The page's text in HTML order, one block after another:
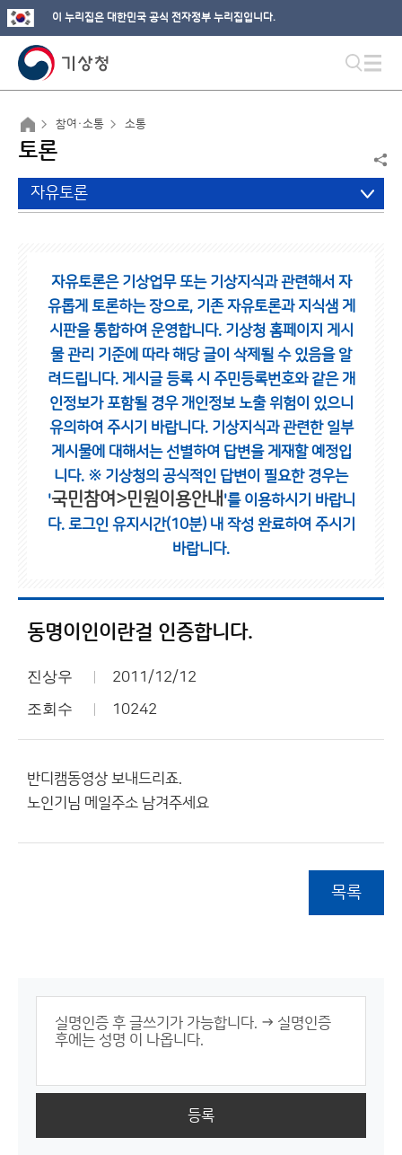
이 누리집은 대한민국 공식 전자정부 누리집입니다.
참여·소통 소통
토론
자유토론
자유토론은 기상업무 또는 기상지식과 관련해서 자
유롭게 토론하는 장으로, 기존 자유토론과 지식샘 게
시판을 통합하여 운영합니다. 기상청 홈페이지 게시
물 관리 기준에 따라 해당 글이 삭제될 수 있음을 알
려드립니다. 게시글 등록 시 주민등록번호와 같은 개
인정보가 포함될 경우 개인정보 노출 위험이 있으니
유의하여 주시기 바랍니다. 기상지식과 관련한 일부
게시물에 대해서는 선별하여 답변을 게재할 예정입
니다. ※ 기상청의 공식적인 답변이 필요한 경우는
'국민참여>민원이용안내 '를 이용하시기 바랍니
다. 로그인 유지시간(10분) 내 작성 완료하여 주시기
바랍니다.
동명이인이란걸 인증합니다.
진상우 2011/12/12
조회수 10242
반디캠동영상 보내드리죠.
노인기님 메일주소 남겨주세요
목록
등록